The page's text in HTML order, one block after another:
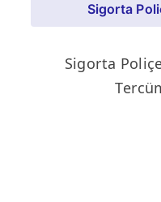
Sigorta
Sigorta